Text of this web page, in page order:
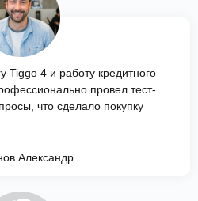
Tiggo 4 и работу кредитного
провел тест-
что сделало покупку
Александр